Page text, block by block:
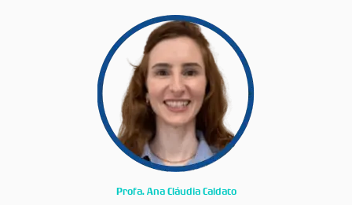
Profa. Ana Cláudia Caldato